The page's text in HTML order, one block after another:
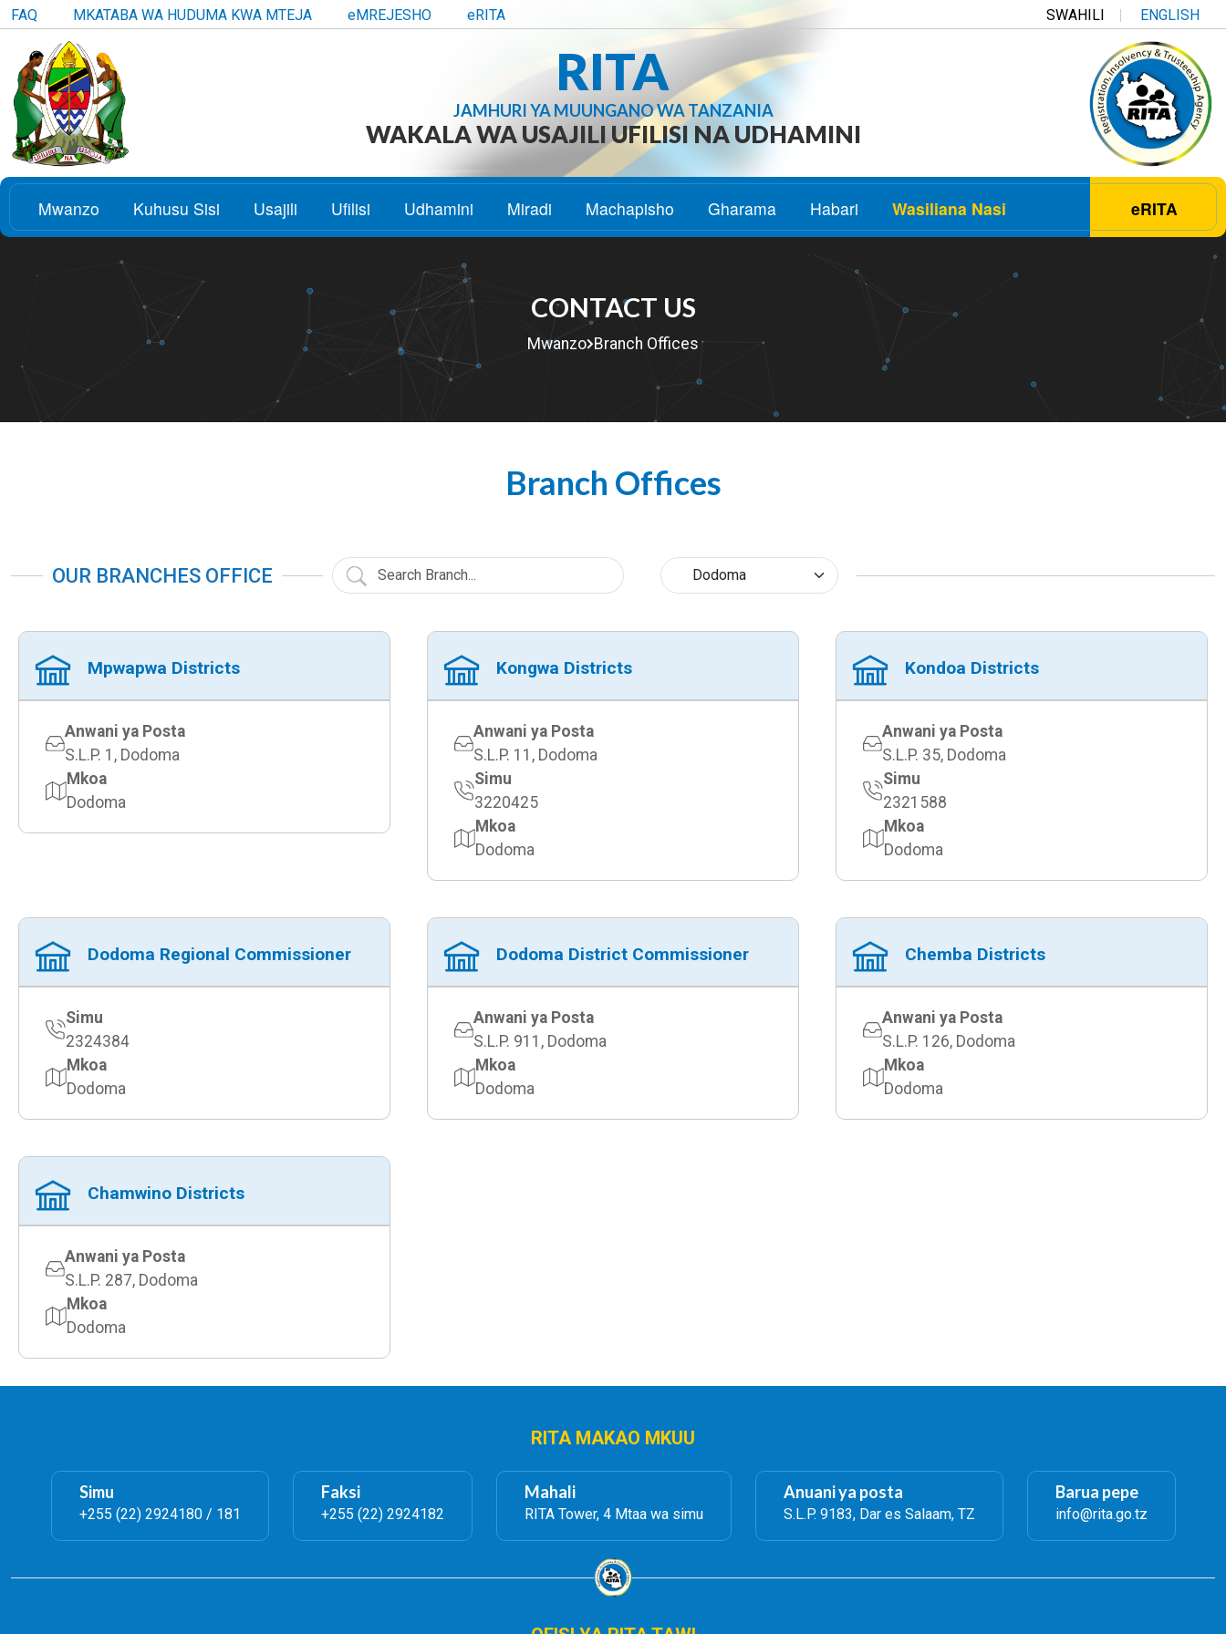
FAQ MKATABA WA HUDUMA KWA MTEJA eMREJESHO eRITA SWAHILI ENGLISH
RITA
JAMHURI YA MUUNGANO WA TANZANIA
WAKALA WA USAJILI UFILISI NA UDHAMINI
Mwanzo Kuhusu Sisi Usajili Ufilisi Udhamini Miradi Machapisho Gharama Habari Wasiliana Nasi eRITA
CONTACT US
Mwanzo Branch Offices
Branch Offices
OUR BRANCHES OFFICE
Mpwapwa Districts
Anwani ya Posta
S.L.P. 1, Dodoma
Mkoa
Dodoma
Kongwa Districts
Anwani ya Posta
S.L.P. 11, Dodoma
Simu
3220425
Mkoa
Dodoma
Kondoa Districts
Anwani ya Posta
S.L.P. 35, Dodoma
Simu
2321588
Mkoa
Dodoma
Dodoma Regional Commissioner
Simu
2324384
Mkoa
Dodoma
Dodoma District Commissioner
Anwani ya Posta
S.L.P. 911, Dodoma
Mkoa
Dodoma
Chemba Districts
Anwani ya Posta
S.L.P. 126, Dodoma
Mkoa
Dodoma
Chamwino Districts
Anwani ya Posta
S.L.P. 287, Dodoma
Mkoa
Dodoma
RITA MAKAO MKUU
Simu
+255 (22) 2924180 / 181
Faksi
+255 (22) 2924182
Mahali
RITA Tower, 4 Mtaa wa simu
Anuani ya posta
S.L.P. 9183, Dar es Salaam, TZ
Barua pepe
info@rita.go.tz